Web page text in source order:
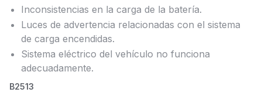
Inconsistencias en la carga de la batería.
Luces de advertencia relacionadas con el sistema
de carga encendidas.
Sistema eléctrico del vehículo no funciona
adecuadamente.
B2513